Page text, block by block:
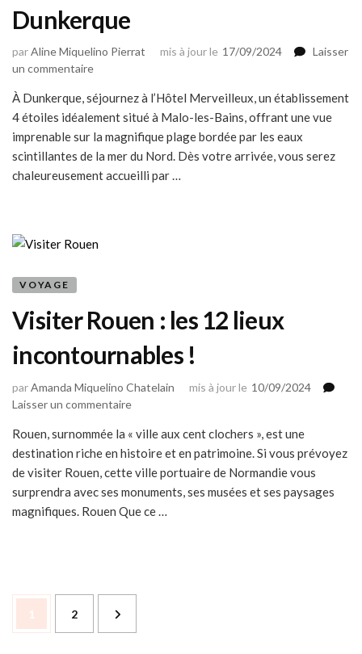
Dunkerque
parAline Miquelino Pierrat mis à jour le 17/09/2024
Laisser
un commentairesur
l’Hôtel
Merveilleux
à
Dunkerque
À Dunkerque, séjournez à l’Hôtel Merveilleux, un établissement
4 étoiles idéalement situé à Malo-les-Bains, offrant une vue
imprenable sur la magnifique plage bordée par les eaux
scintillantes de la mer du Nord. Dès votre arrivée, vous serez
chaleureusement accueilli par …
VOYAGE
Visiter Rouen : les 12 lieux
incontournables !
parAmanda Miquelino Chatelain mis à jour le 10/09/2024
Laisser un commentairesur
Rouen
:
les
12
Rouen, surnommée la « ville aux cent clochers », est une
destination riche en histoire et en patrimoine. Si vous prévoyez
de visiter Rouen, cette ville portuaire de Normandie vous
surprendra avec ses monuments, ses musées et ses paysages
magnifiques. Rouen Que ce …
Navigation
desPage
1 Page
2